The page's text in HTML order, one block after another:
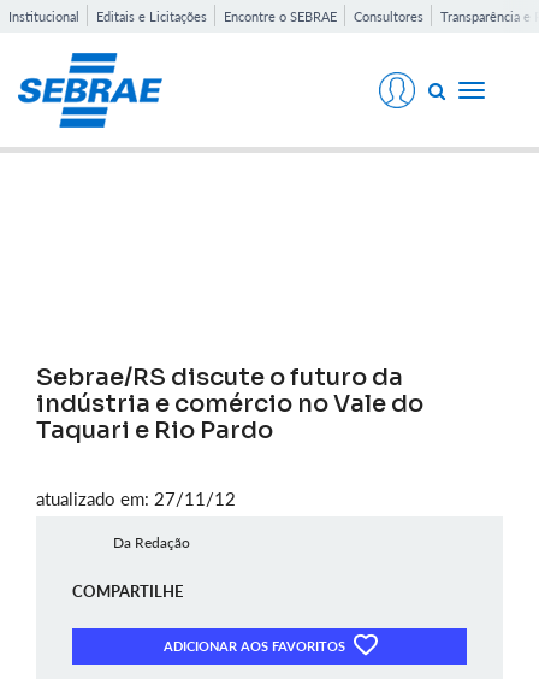
Institucional Editais e Licitações Encontre o SEBRAE Consultores Transparência e
Toggle
Sebrae/RS discute o futuro da
indústria e comércio no Vale do
Taquari e Rio Pardo
atualizado em: 27/11/12
Da Redação
COMPARTILHE
ADICIONAR AOS FAVORITOS